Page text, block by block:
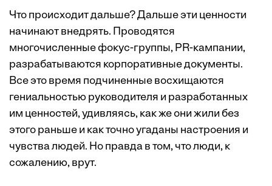
Что происходит дальше? Дальше эти ценности
начинают внедрять. Проводятся
многочисленные фокус-группы, PR-кампании,
разрабатываются корпоративные документы.
Все это время подчиненные восхищаются
гениальностью руководителя и разработанных
им ценностей, удивляясь, как же они жили без
этого раньше и как точно угаданы настроения и
чувства людей. Но правда в том, что люди, к
сожалению, врут.